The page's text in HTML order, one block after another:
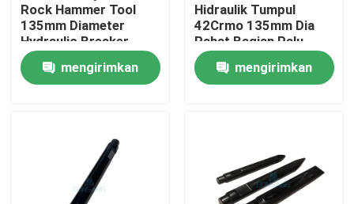
Rumah
Tampilan VR
Rock Hammer Tool
135mm Diameter
Hydraulic Breaker
Chisel untuk Penjualan
DS8C mengirimkan
Hidraulik Tumpul
42Crmo 135mm Dia
Pahat Bagian Palu
Hidraulik DS8C
mengirimkan